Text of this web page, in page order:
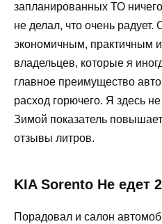
запланированных ТО
не делал, что очень радует.
экономичным, практичным
владельцев, которые я
главное преимущество
расход горючего. Я здесь
Зимой показатель
отзывы литров.
KIA Sorento Не едет
Порадовал и салон